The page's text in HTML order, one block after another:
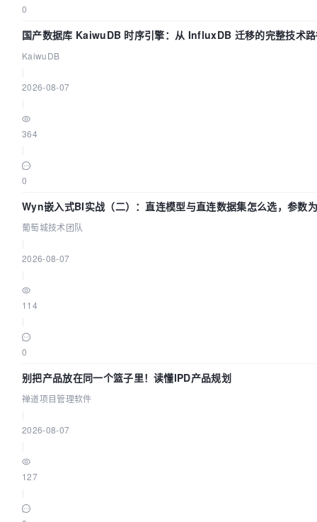
0
国产数据库 KaiwuDB 时序引擎：从 InfluxDB 迁移的完整技术
KaiwuDB
2026-08-07
364
0
Wyn嵌入式BI实战（二）：直连模型与直连数据集怎么选，参数
葡萄城技术团队
2026-08-07
114
0
别把产品放在同一个篮子里！读懂IPD产品规划
禅道项目管理软件
2026-08-07
127